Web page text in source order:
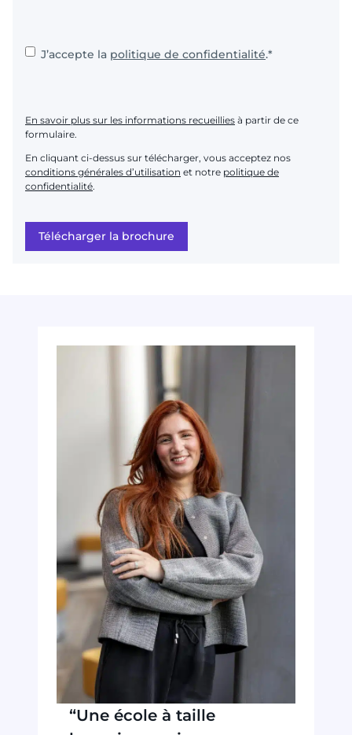
Consent*
J’accepte la politique de confidentialité.*
En savoir plus sur les informations recueillies à partir de ce
formulaire.
En cliquant ci-dessus sur télécharger, vous acceptez nos
conditions générales d’utilisation et notre politique de
confidentialité.
Télécharger la brochure
“Une école à taille